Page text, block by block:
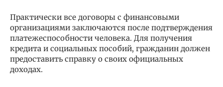
Практически все договоры с финансовыми
организациями заключаются после подтверждения
платежеспособности человека. Для получения
кредита и социальных пособий, гражданин должен
предоставить справку о своих официальных
доходах.